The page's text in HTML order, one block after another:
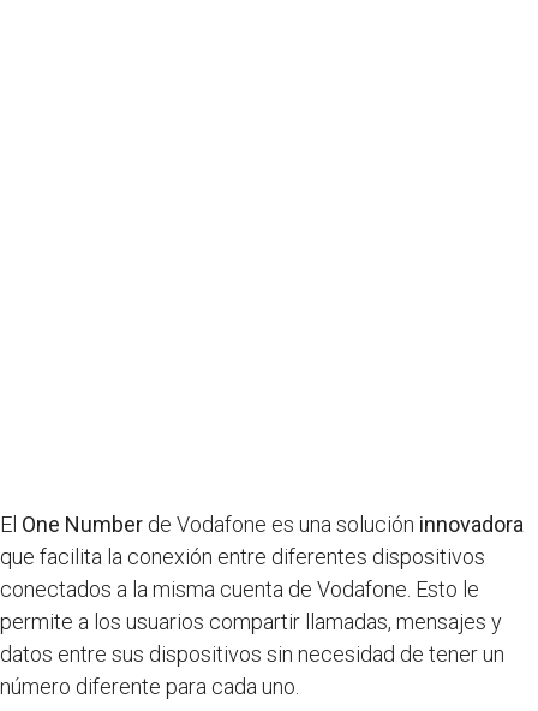
El One Number de Vodafone es una solución innovadora
que facilita la conexión entre diferentes dispositivos
conectados a la misma cuenta de Vodafone. Esto le
permite a los usuarios compartir llamadas, mensajes y
datos entre sus dispositivos sin necesidad de tener un
número diferente para cada uno.